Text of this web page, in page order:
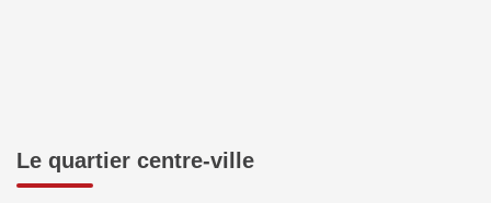
Le quartier centre-ville